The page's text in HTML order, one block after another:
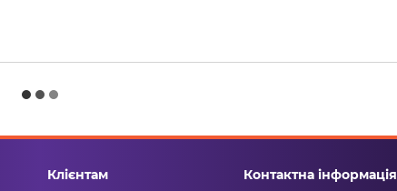
Клієнтам Контактна інформація